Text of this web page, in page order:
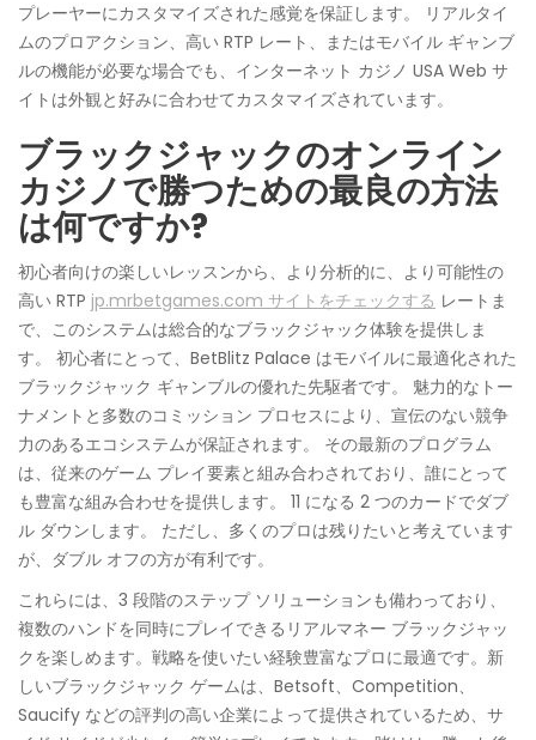
プレーヤーにカスタマイズされた感覚を保証します。 リアルタイ
ムのプロアクション、高い RTP レート、またはモバイル ギャンブ
ルの機能が必要な場合でも、インターネット カジノ USA Web サ
イトは外観と好みに合わせてカスタマイズされています。
ブラックジャックのオンライン
カジノで勝つための最良の方法
は何ですか?
初心者向けの楽しいレッスンから、より分析的に、より可能性の
高い RTP jp.mrbetgames.com サイトをチェックする レートま
で、このシステムは総合的なブラックジャック体験を提供しま
す。 初心者にとって、BetBlitz Palace はモバイルに最適化された
ブラックジャック ギャンブルの優れた先駆者です。 魅力的なトー
ナメントと多数のコミッション プロセスにより、宣伝のない競争
力のあるエコシステムが保証されます。 その最新のプログラム
は、従来のゲーム プレイ要素と組み合わされており、誰にとって
も豊富な組み合わせを提供します。 11 になる 2 つのカードでダブ
ル ダウンします。 ただし、多くのプロは残りたいと考えています
が、ダブル オフの方が有利です。
これらには、3 段階のステップ ソリューションも備わっており、
複数のハンドを同時にプレイできるリアルマネー ブラックジャッ
クを楽しめます。戦略を使いたい経験豊富なプロに最適です。新
しいブラックジャック ゲームは、Betsoft、Competition、
Saucify などの評判の高い企業によって提供されているため、サ